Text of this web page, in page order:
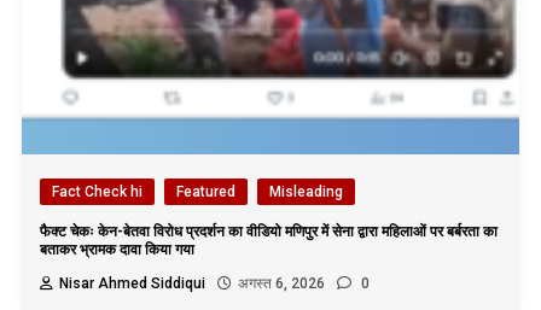
Fact Check hi Featured Misleading
फैक्ट चेकः केन-बेतवा विरोध प्रदर्शन का वीडियो मणिपुर में सेना द्वारा महिलाओं पर बर्बरता का
बताकर भ्रामक दावा किया गया
Nisar Ahmed Siddiqui
अगस्त 6, 2026 0